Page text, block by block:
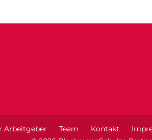
Arbeitgeber Team Kontakt